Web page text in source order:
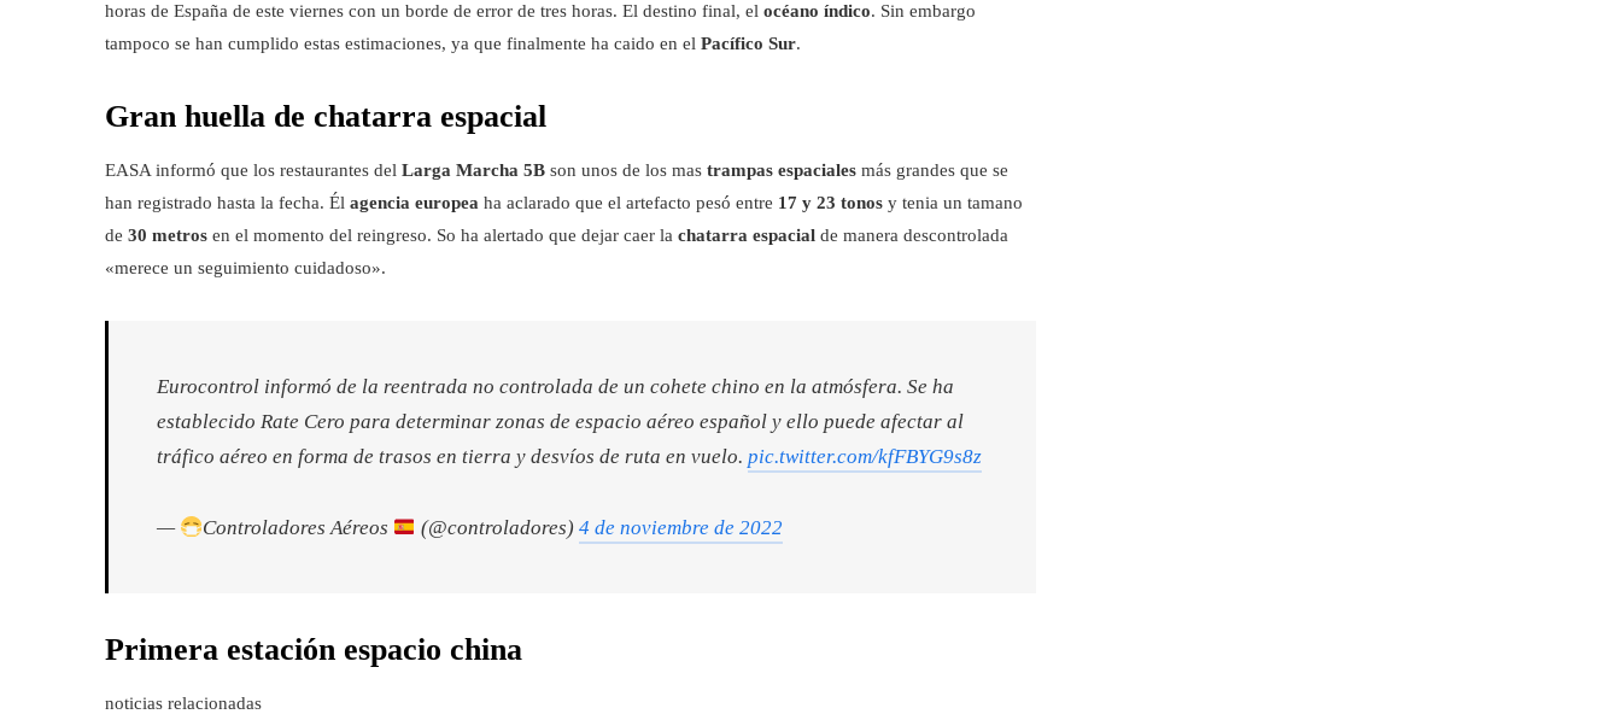
horas de España de este viernes con un borde de error de tres horas. El destino final, el océano índico. Sin embargo
tampoco se han cumplido estas estimaciones, ya que finalmente ha caido en el Pacífico Sur.
Gran huella de chatarra espacial
EASA informó que los restaurantes del Larga Marcha 5B son unos de los mas trampas espaciales más grandes que se
han registrado hasta la fecha. Él agencia europea ha aclarado que el artefacto pesó entre 17 y 23 tonos y tenia un tamano
de 30 metros en el momento del reingreso. So ha alertado que dejar caer la chatarra espacial de manera descontrolada
«merece un seguimiento cuidadoso».
Eurocontrol informó de la reentrada no controlada de un cohete chino en la atmósfera. Se ha
establecido Rate Cero para determinar zonas de espacio aéreo español y ello puede afectar al
tráfico aéreo en forma de trasos en tierra y desvíos de ruta en vuelo. pic.twitter.com/kfFBYG9s8z
— Controladores Aéreos (@controladores) 4 de noviembre de 2022
Primera estación espacio china
noticias relacionadas